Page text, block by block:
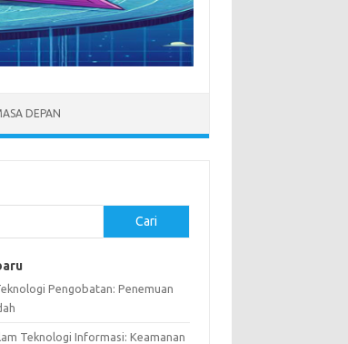
DEPAN
Cari
Pengobatan: Penemuan
Teknologi Informasi: Keamanan